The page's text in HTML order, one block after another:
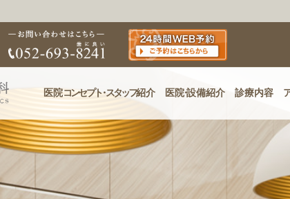
医院コンセプト・スタッフ紹介 医院・設備紹介 診療内容